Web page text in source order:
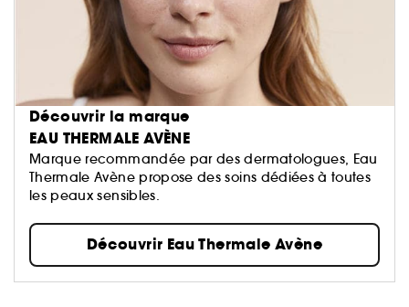
Découvrir la marque
EAU THERMALE AVÈNE
Marque recommandée par des dermatologues, Eau
Thermale Avène propose des soins dédiées à toutes
les peaux sensibles.
Découvrir Eau Thermale Avène